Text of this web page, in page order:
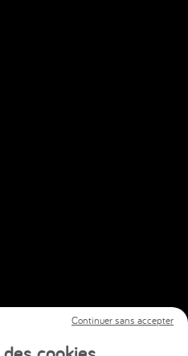
Mail
suivre sur Youtube
Continuer sans accepter